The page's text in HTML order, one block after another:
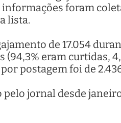
foram
lista.
de 17.054
eram curtidas,
postagem foi de
jornal desde